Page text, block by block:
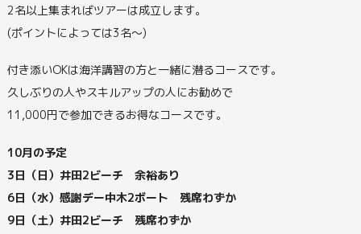
2名以上集まればツアーは成立します。
(ポイントによっては3名～)
付き添いOKは海洋講習の方と一緒に潜るコースです。
久しぶりの人やスキルアップの人にお勧めで
11,000円で参加できるお得なコースです。
10月の予定
3日（日）井田2ビーチ 余裕あり
6日（水）感謝デー中木2ボート 残席わずか
9日（土）井田2ビーチ 残席わずか